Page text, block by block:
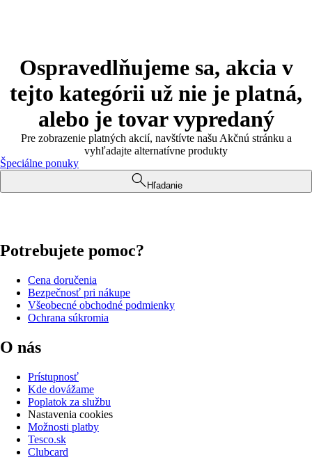
Ospravedlňujeme sa, akcia v
tejto kategórii už nie je platná,
alebo je tovar vypredaný
Pre zobrazenie platných akcií, navštívte našu Akčnú stránku a
vyhľadajte alternatívne produkty
Špeciálne ponuky
Hľadanie
Potrebujete pomoc?
Cena doručenia
Bezpečnosť pri nákupe
Všeobecné obchodné podmienky
Ochrana súkromia
O nás
Prístupnosť
Kde dovážame
Poplatok za službu
Nastavenia cookies
Možnosti platby
Tesco.sk
Clubcard